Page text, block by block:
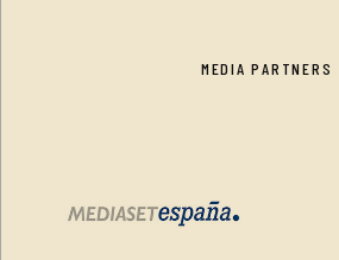
MEDIA PARTNERS